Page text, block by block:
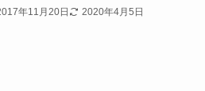
年11月20日
2020年4月5日